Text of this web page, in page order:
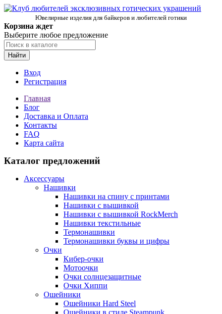
Ювелирные изделия для байкеров и любителей готики
Корзина ждет
Выберите любое предложение
Найти
Вход
Регистрация
Главная
Блог
Доставка и Оплата
Контакты
FAQ
Карта сайта
Каталог предложений
Аксессуары
Нашивки
Нашивки на спину с принтами
Нашивки с вышивкой
Нашивки с вышивкой RockMerch
Нашивки текстильные
Термонашивки
Термонашивки буквы и цифры
Очки
Кибер-очки
Мотоочки
Очки солнцезащитные
Очки Хиппи
Ошейники
Ошейники Hard Steel
Ошейники в стиле Steampunk